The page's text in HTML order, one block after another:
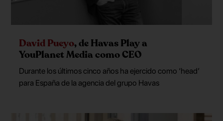
David Pueyo, de Havas Play a
YouPlanet Media como CEO
Durante los últimos cinco años ha ejercido como ‘head’
para España de la agencia del grupo Havas